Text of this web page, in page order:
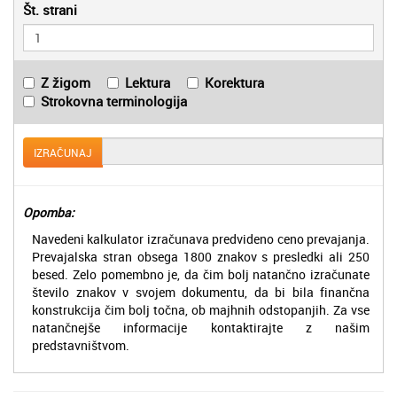
Št. strani
Z žigom Lektura
Korektura
Strokovna terminologija
IZRAČUNAJ
Opomba:
Navedeni kalkulator izračunava predvideno ceno prevajanja.
Prevajalska stran obsega 1800 znakov s presledki ali 250
besed. Zelo pomembno je, da čim bolj natančno izračunate
število znakov v svojem dokumentu, da bi bila finančna
konstrukcija čim bolj točna, ob majhnih odstopanjih. Za vse
natančnejše informacije kontaktirajte z našim
predstavništvom.